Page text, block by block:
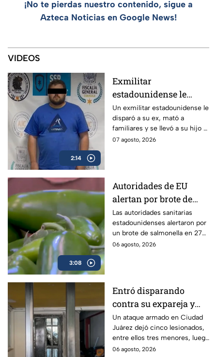
¡No te pierdas nuestro contenido, sigue a
Azteca Noticias en Google News!
VIDEOS
2:14
Exmilitar
estadounidense le
disparó a su ex en
Saltillo, mató a
familiares y se llevó a
su hijo
Un exmilitar estadounidense le
disparó a su ex, mató a
familiares y se llevó a su hijo a
la frontera.
07 agosto, 2026
3:08
Autoridades de EU
alertan por brote de
Salmonella en cultivos
de jalapeño en México
Las autoridades sanitarias
estadounidenses alertaron por
un brote de salmonella en 27
estados vinculados a el chile
06 agosto, 2026
Entró disparando
contra su expareja y
sus hijos: Ataque
armado conmociona a
Ciudad Juárez
Un ataque armado en Ciudad
Juárez dejó cinco lesionados,
entre ellos tres menores, luego
de que un exesposo
06 agosto, 2026